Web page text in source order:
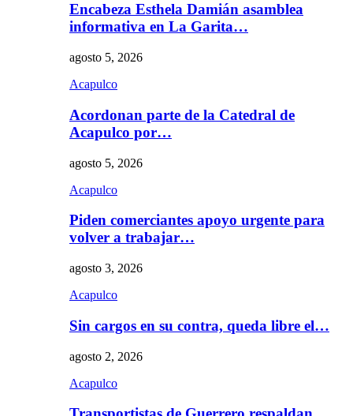
Encabeza Esthela Damián asamblea
informativa en La Garita…
agosto 5, 2026
Acapulco
Acordonan parte de la Catedral de
Acapulco por…
agosto 5, 2026
Acapulco
Piden comerciantes apoyo urgente para
volver a trabajar…
agosto 3, 2026
Acapulco
Sin cargos en su contra, queda libre el…
agosto 2, 2026
Acapulco